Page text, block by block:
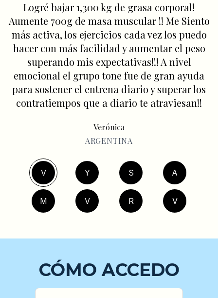
Logré bajar 1,300 kg de grasa corporal!
Aumente 700g de masa muscular !! Me Siento
más activa, los ejercicios cada vez los puedo
hacer con más facilidad y aumentar el peso
superando mis expectativas!!! A nivel
emocional el grupo tone fue de gran ayuda
para sostener el entrena diario y superar los
contratiempos que a diario te atraviesan!!
Verónica
ARGENTINA
V Y S A
M V R V
CÓMO ACCEDO